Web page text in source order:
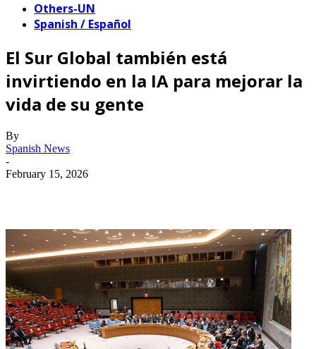
Others-UN
Spanish / Español
El Sur Global también está
invirtiendo en la IA para mejorar la
vida de su gente
By
Spanish News
-
February 15, 2026